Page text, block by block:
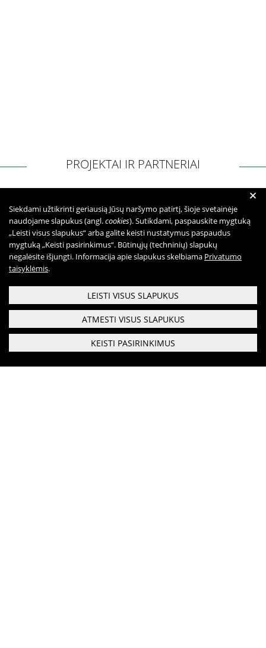
PROJEKTAI IR PARTNERIAI
+
Siekdami užtikrinti geriausią Jūsų naršymo patirtį, šioje svetainėje
naudojame slapukus (angl.cookies). Sutikdami, paspauskite mygtuką
„Leisti visus slapukus“ arba galite keisti nustatymus paspaudus
mygtuką „Keisti pasirinkimus“. Būtinųjų (techninių) slapukų
negalėsite išjungti. Informacija apie slapukus skelbiama Privatumo
taisyklėmis.
LEISTI VISUS SLAPUKUS
ATMESTI VISUS SLAPUKUS
KEISTI PASIRINKIMUS